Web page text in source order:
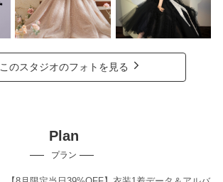
このスタジオのフォトを見る
Plan
プラン